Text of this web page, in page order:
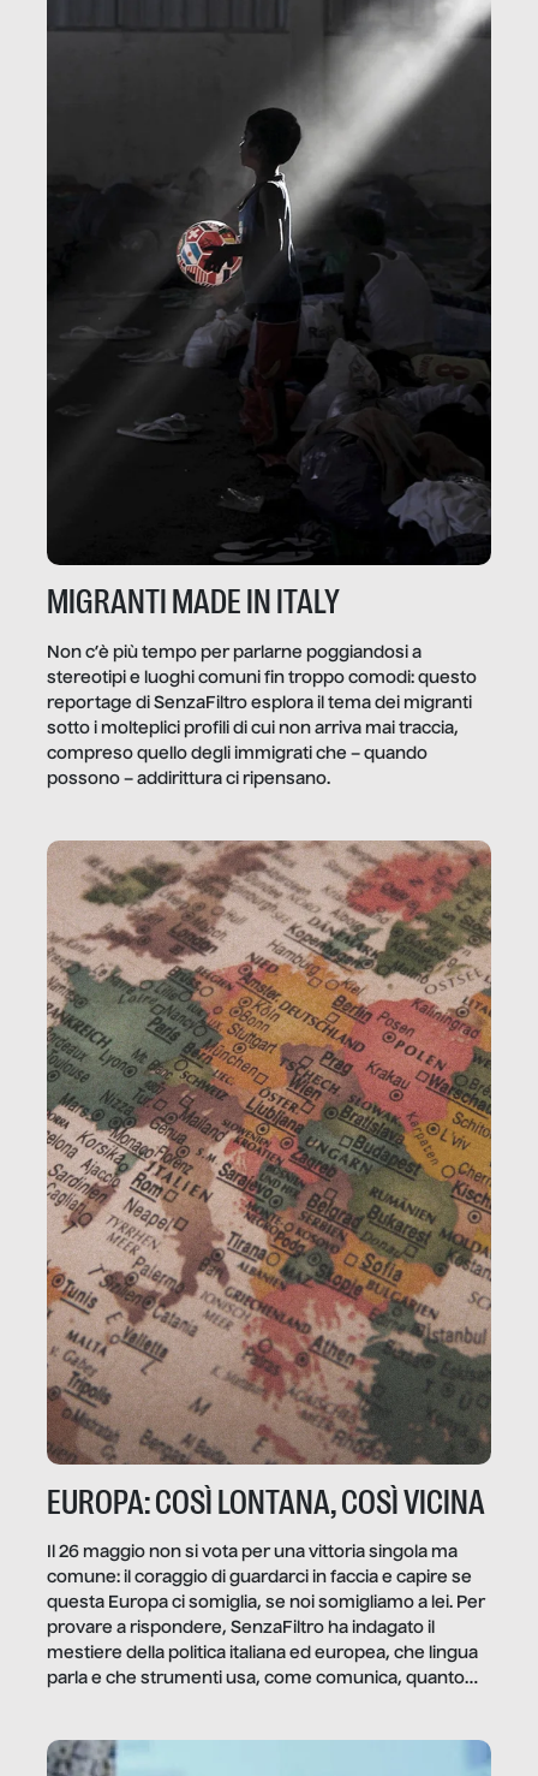
MIGRANTI MADE IN ITALY
Non c’è più tempo per parlarne poggiandosi a
stereotipi e luoghi comuni fin troppo comodi: questo
reportage di SenzaFiltro esplora il tema dei migranti
sotto i molteplici profili di cui non arriva mai traccia,
compreso quello degli immigrati che – quando
possono – addirittura ci ripensano.
EUROPA: COSÌ LONTANA, COSÌ VICINA
Il 26 maggio non si vota per una vittoria singola ma
comune: il coraggio di guardarci in faccia e capire se
questa Europa ci somiglia, se noi somigliamo a lei. Per
provare a rispondere, SenzaFiltro ha indagato il
mestiere della politica italiana ed europea, che lingua
parla e che strumenti usa, come comunica, quanto